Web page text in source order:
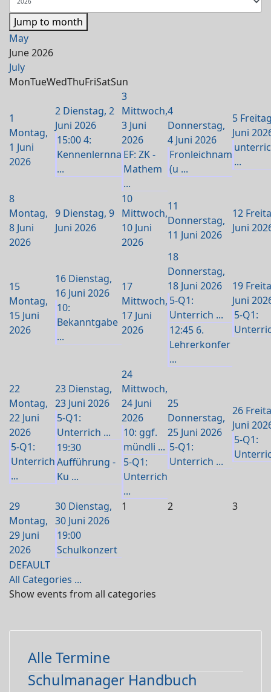
Jump to month
May
June 2026
July
MonTueWedThuFriSatSun
1
Montag,
1 Juni
2026
2 Dienstag, 2
Juni 2026
15:00 4:
Kennenlernna
...
3
Mittwoch,
3 Juni
2026
EF: ZK -
Mathem
...
4
Donnerstag,
4 Juni 2026
Fronleichnam
(u ...
5
Juni
...
8
Montag,
8 Juni
2026
9 Dienstag, 9
Juni 2026
10
Mittwoch,
10 Juni
2026
11
Donnerstag,
11 Juni 2026
12
Juni
15
Montag,
15 Juni
2026
16 Dienstag,
16 Juni 2026
10:
Bekanntgabe
...
17
Mittwoch,
17 Juni
2026
18
Donnerstag,
18 Juni 2026
5-Q1:
Unterrich ...
12:45 6.
Lehrerkonfer
...
19
Juni
5-Q1:
22
Montag,
22 Juni
2026
5-Q1:
Unterrich
...
23 Dienstag,
23 Juni 2026
5-Q1:
Unterrich ...
19:30
Aufführung -
Ku ...
24
Mittwoch,
24 Juni
2026
10: ggf.
mündli ...
5-Q1:
Unterrich
...
25
Donnerstag,
25 Juni 2026
5-Q1:
Unterrich ...
26
Juni
5-Q1:
29
Montag,
29 Juni
2026
30 Dienstag,
30 Juni 2026
19:00
Schulkonzert
1 2 3
DEFAULT
All Categories ...
Show events from all categories
Alle Termine
Schulmanager Handbuch